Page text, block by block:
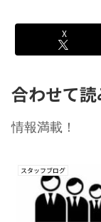
X
合わせて
情報満載！
スタッフブログ